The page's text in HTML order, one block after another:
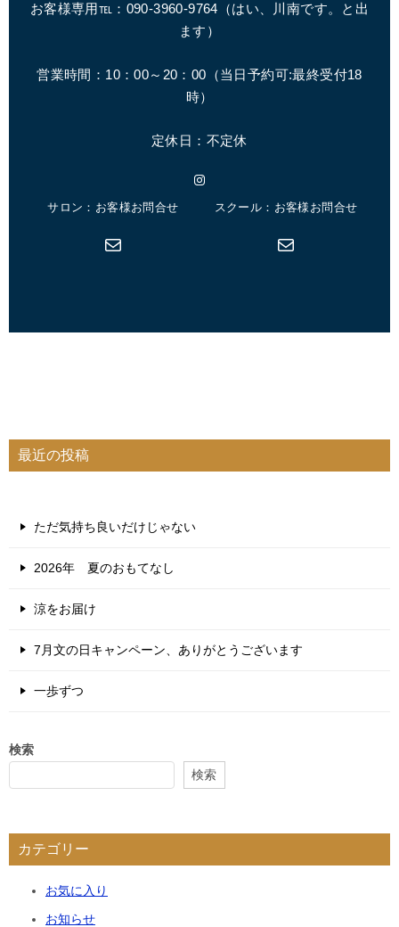
お客様専用℡：090-3960-9764（はい、川南です。と出
ます）
営業時間：10：00～20：00（当日予約可:最終受付18
時）
定休日：不定休
Instagram
サロン：お客様お問合せ
メール
スクール：お客様お問合せ
メール
最近の投稿
ただ気持ち良いだけじゃない
2026年 夏のおもてなし
涼をお届け
7月文の日キャンペーン、ありがとうございます
一歩ずつ
検索
検索
カテゴリー
お気に入り
お知らせ